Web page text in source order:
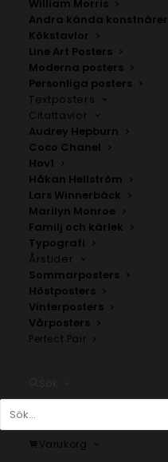
William Morris
Andra kända konstnärer
Kökstavlor
Line Art Posters
Moderna posters
Personliga posters
Textposters
Citattavlor
Audrey Hepburn
Coco Chanel
Hov1
Håkan Hellström
Lars Winnerbäck
Marilyn Monroe
Familj och kärlek
Typografi
Årstider
Sommarposters
Höstposters
Vinterposters
Vårposters
Perfect Pair
Varukorg
Retro Monkey Jungle Poster
Fr.129.00kr